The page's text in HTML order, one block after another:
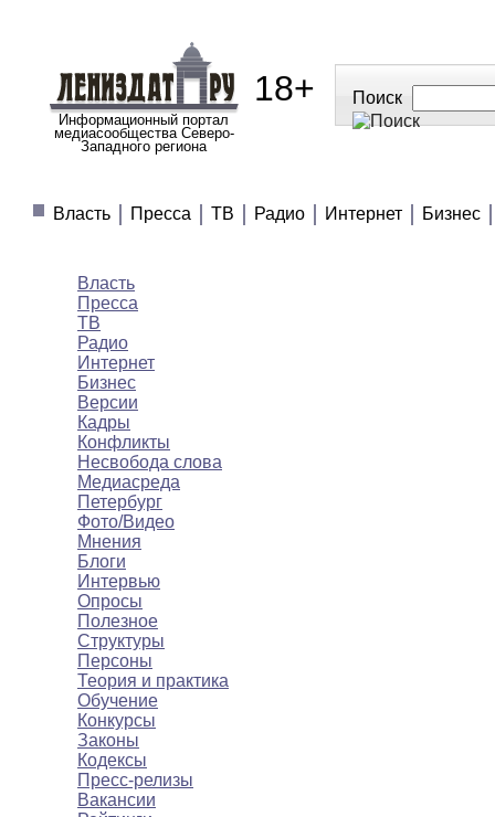
Информационный портал
медиасообщества Северо-
Западного региона
18+ Поиск
Власть
Пресса ТВ Радио Интернет Бизнес
Власть
Пресса
ТВ
Радио
Интернет
Бизнес
Версии
Кадры
Конфликты
Несвобода слова
Медиасреда
Петербург
Фото/Видео
Мнения
Блоги
Интервью
Опросы
Полезное
Структуры
Персоны
Теория и практика
Обучение
Конкурсы
Законы
Кодексы
Пресс-релизы
Вакансии